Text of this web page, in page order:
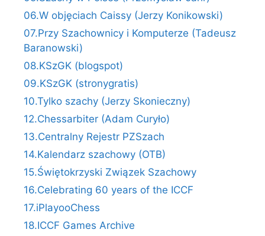
06.W objęciach Caissy (Jerzy Konikowski)
07.Przy Szachownicy i Komputerze (Tadeusz
Baranowski)
08.KSzGK (blogspot)
09.KSzGK (stronygratis)
10.Tylko szachy (Jerzy Skonieczny)
12.Chessarbiter (Adam Curyło)
13.Centralny Rejestr PZSzach
14.Kalendarz szachowy (OTB)
15.Świętokrzyski Związek Szachowy
16.Celebrating 60 years of the ICCF
17.iPlayooChess
18.ICCF Games Archive